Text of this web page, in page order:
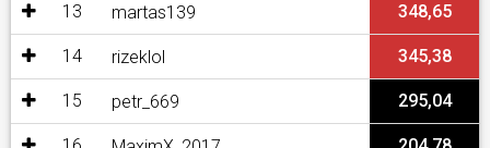
13 martas139 348,65
14 rizeklol 345,38
15 petr_669 295,04